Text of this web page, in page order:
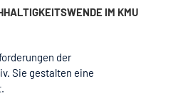
IM KMU
der
Sie gestalten eine